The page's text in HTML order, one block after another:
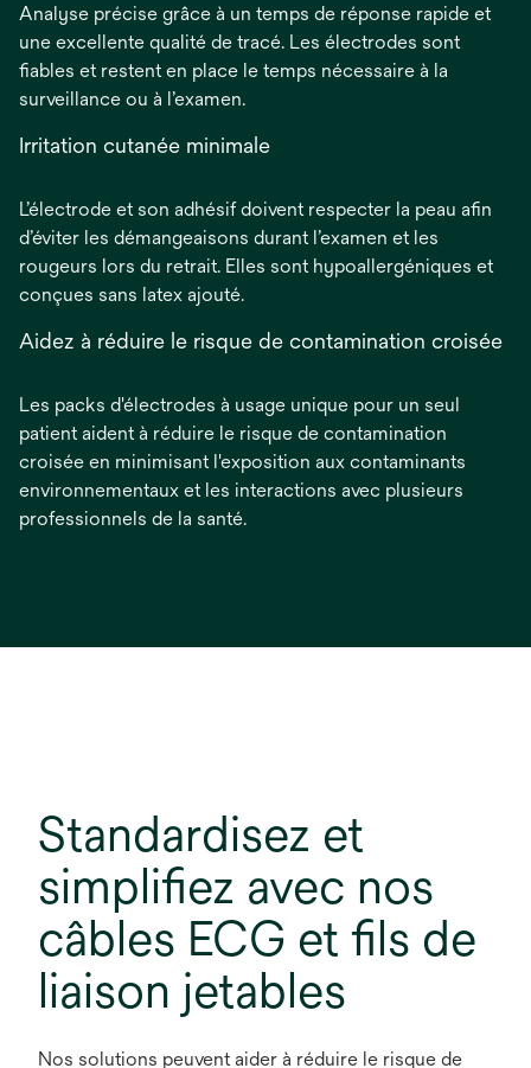
Analyse précise grâce à un temps de réponse rapide et
une excellente qualité de tracé. Les électrodes sont
fiables et restent en place le temps nécessaire à la
surveillance ou à l’examen.
Irritation cutanée minimale
L’électrode et son adhésif doivent respecter la peau afin
d’éviter les démangeaisons durant l’examen et les
rougeurs lors du retrait. Elles sont hypoallergéniques et
conçues sans latex ajouté.
Aidez à réduire le risque de contamination croisée
Les packs d'électrodes à usage unique pour un seul
patient aident à réduire le risque de contamination
croisée en minimisant l'exposition aux contaminants
environnementaux et les interactions avec plusieurs
professionnels de la santé.
Standardisez et
simplifiez avec nos
câbles ECG et fils de
liaison jetables
Nos solutions peuvent aider à réduire le risque de